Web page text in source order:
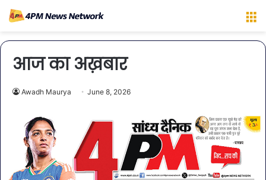
आज का अख़बार
Awadh Maurya June 8, 2026